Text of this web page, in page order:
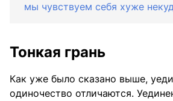
мы чувствуем себя хуже
Тонкая грань
Как уже было сказано выше,
одиночество отличаются.